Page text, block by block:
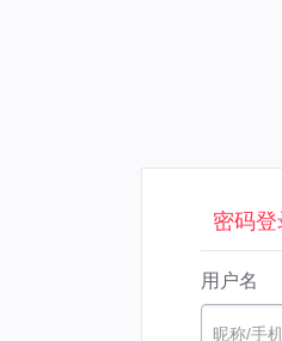
密码登
用户名
昵称/手